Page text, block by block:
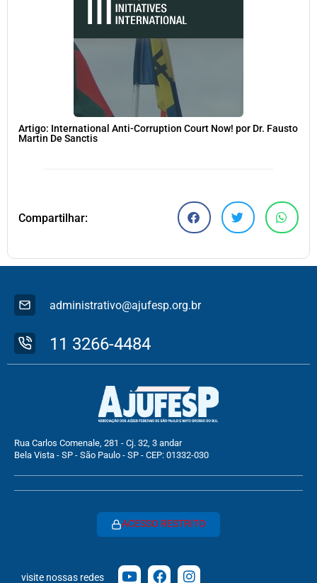
Artigo: International Anti-Corruption Court Now! por Dr. Fausto
Martin De Sanctis
Compartilhar:
administrativo@ajufesp.org.br
11 3266-4484
Rua Carlos Comenale, 281 - Cj. 32, 3 andar
Bela Vista - SP - São Paulo - SP - CEP: 01332-030
ACESSO RESTRITO
visite nossas redes